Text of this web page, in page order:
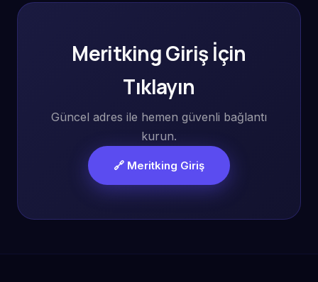
Meritking Giriş İçin
Tıklayın
Güncel adres ile hemen güvenli bağlantı
kurun.
🔗 Meritking Giriş